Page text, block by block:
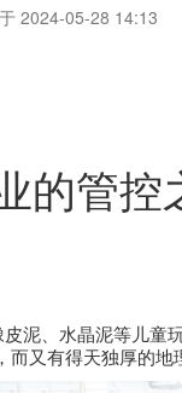
2024-05-28 14:13
的管控
泥、水晶泥等儿童
又有得天独厚的地